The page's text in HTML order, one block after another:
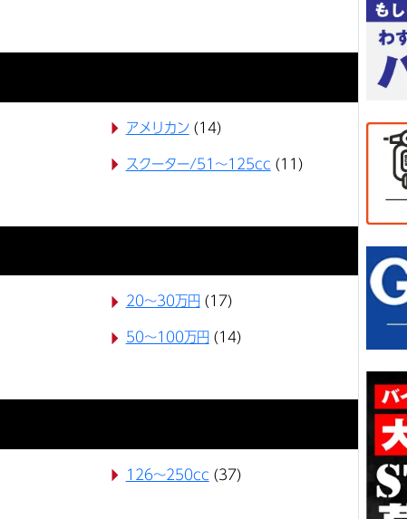
アメリカン (14)
スクーター/51～125cc (11)
20〜30万円 (17)
50〜100万円 (14)
126～250cc (37)